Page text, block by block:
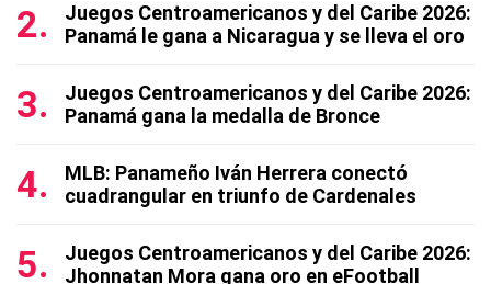
Juegos Centroamericanos y del Caribe 2026:
Panamá le gana a Nicaragua y se lleva el oro
Juegos Centroamericanos y del Caribe 2026:
Panamá gana la medalla de Bronce
MLB: Panameño Iván Herrera conectó
cuadrangular en triunfo de Cardenales
Juegos Centroamericanos y del Caribe 2026:
Jhonnatan Mora gana oro en eFootball